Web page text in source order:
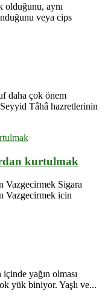
olduğunu, aynı
veya cips
daha çok önem
Tâhâ hazretlerinin
kurtulmak
Sigara
Vazgecirmek icin
yağın olması
yük biniyor. Yaşlı ve...